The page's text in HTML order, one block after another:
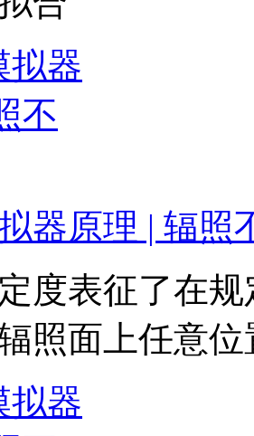
器原理 | 辐照
度表征了在
照面上任意